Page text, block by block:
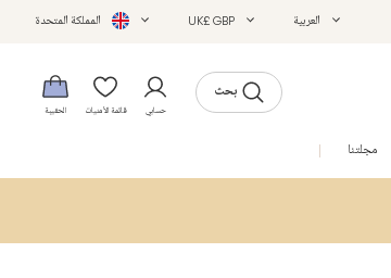
العربية UK£ GBP المملكة المتحدة
بحث
حسابي قائمة الأمنيات الحقيبة
مجلتنا